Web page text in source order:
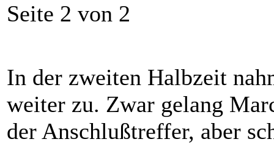
Seite 2 von 2
In der zweiten Halbzeit
weiter zu. Zwar gelang
der Anschlußtreffer, aber